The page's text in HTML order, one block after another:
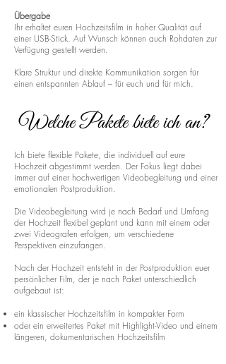
Übergabe
Ihr erhaltet euren Hochzeitsfilm in hoher Qualität auf
einer USB-Stick. Auf Wunsch können auch Rohdaten zur
Verfügung gestellt werden.
Klare Struktur und direkte Kommunikation sorgen für
einen entspannten Ablauf – für euch und für mich.
Welche Pakete biete ich an?
Ich biete flexible Pakete, die individuell auf eure
Hochzeit abgestimmt werden. Der Fokus liegt dabei
immer auf einer hochwertigen Videobegleitung und einer
emotionalen Postproduktion.
Die Videobegleitung wird je nach Bedarf und Umfang
der Hochzeit flexibel geplant und kann mit einem oder
zwei Videografen erfolgen, um verschiedene
Perspektiven einzufangen.
Nach der Hochzeit entsteht in der Postproduktion euer
persönlicher Film, der je nach Paket unterschiedlich
aufgebaut ist:
ein klassischer Hochzeitsfilm in kompakter Form
oder ein erweitertes Paket mit Highlight-Video und einem
längeren, dokumentarischen Hochzeitsfilm